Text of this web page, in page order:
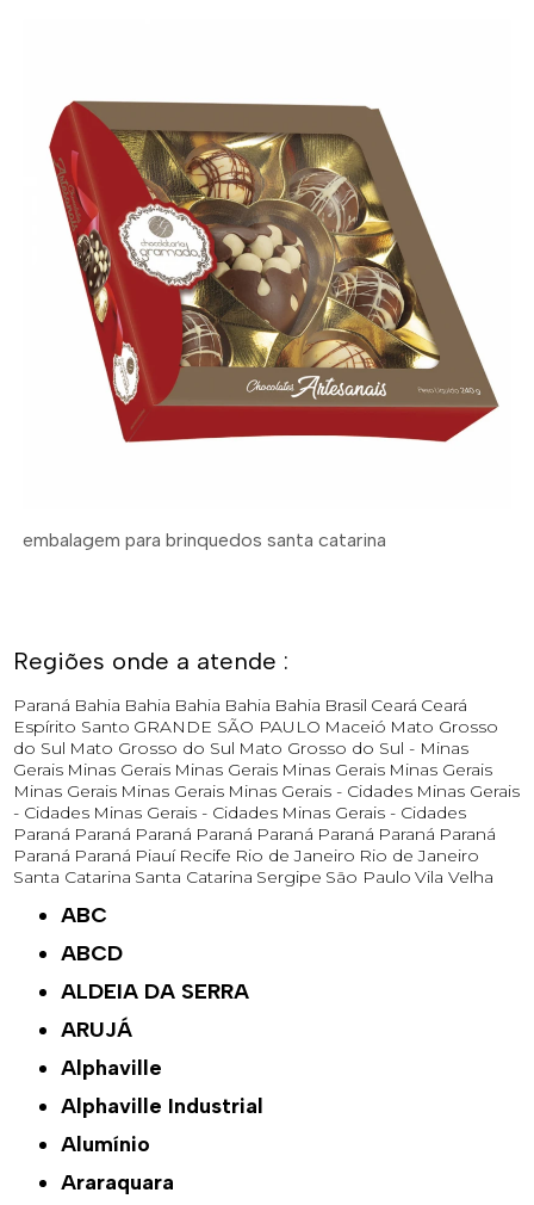
embalagem para brinquedos santa catarina
Regiões onde a atende :
Paraná Bahia Bahia Bahia Bahia Bahia Brasil Ceará Ceará
Espírito Santo GRANDE SÃO PAULO Maceió Mato Grosso
do Sul Mato Grosso do Sul Mato Grosso do Sul - Minas
Gerais Minas Gerais Minas Gerais Minas Gerais Minas Gerais
Minas Gerais Minas Gerais Minas Gerais - Cidades Minas Gerais
- Cidades Minas Gerais - Cidades Minas Gerais - Cidades
Paraná Paraná Paraná Paraná Paraná Paraná Paraná Paraná
Paraná Paraná Piauí Recife Rio de Janeiro Rio de Janeiro
Santa Catarina Santa Catarina Sergipe São Paulo Vila Velha
ABC
ABCD
ALDEIA DA SERRA
ARUJÁ
Alphaville
Alphaville Industrial
Alumínio
Araraquara